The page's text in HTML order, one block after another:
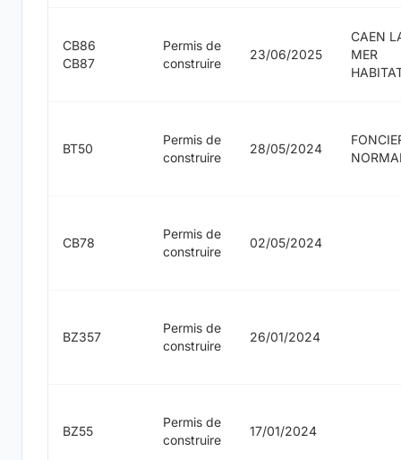
CB86
CB87
Permis de
construire
23/06/2025
CAEN
MER
BT50
Permis de
construire
28/05/2024
CB78
Permis de
construire
02/05/2024
BZ357
Permis de
construire
26/01/2024
BZ55
Permis de
construire
17/01/2024